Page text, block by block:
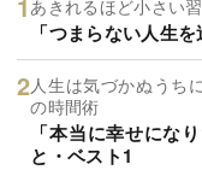
あきれるほど小さい
「つまらない人生
人生は気づかぬうち
の時間術
「本当に幸せにな
と・ベスト1